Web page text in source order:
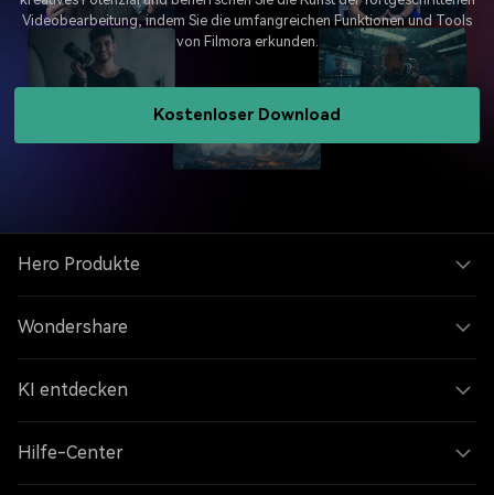
Videobearbeitung, indem Sie die umfangreichen Funktionen und Tools
von Filmora erkunden.
Kostenloser Download
Hero Produkte
Wondershare
KI entdecken
Hilfe-Center